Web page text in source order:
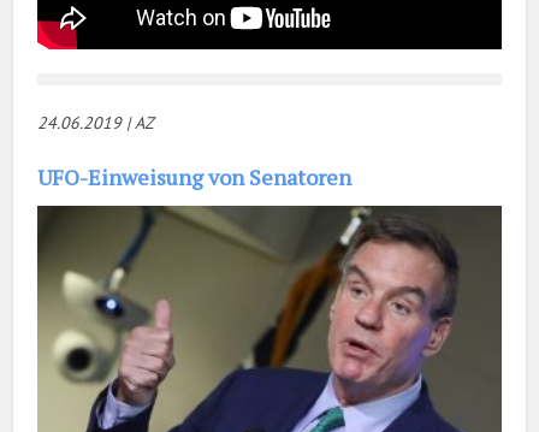
24.06.2019 | AZ
UFO-Einweisung von Senatoren